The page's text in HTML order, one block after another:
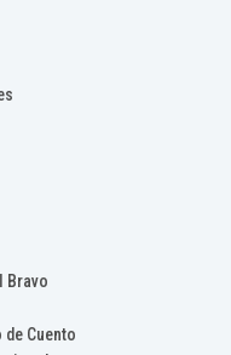
Bravo
Cuento